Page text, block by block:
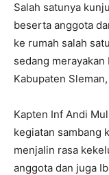
Salah satunya
beserta anggota
ke rumah salah
sedang
Kabupaten
Kapten Inf Andi
kegiatan sambang
menjalin rasa
anggota dan juga